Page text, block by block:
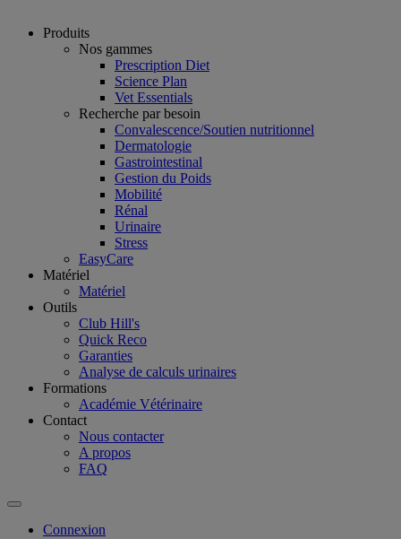
Produits
Nos gammes
Prescription Diet
Science Plan
Vet Essentials
Recherche par besoin
Convalescence/Soutien nutritionnel
Dermatologie
Gastrointestinal
Gestion du Poids
Mobilité
Rénal
Urinaire
Stress
EasyCare
Matériel
Matériel
Outils
Club Hill's
Quick Reco
Garanties
Analyse de calculs urinaires
Formations
Académie Vétérinaire
Contact
Nous contacter
A propos
FAQ
Connexion